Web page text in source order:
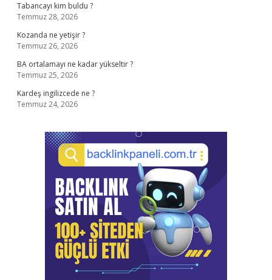
Tabancayı kim buldu ?
Temmuz 28, 2026
Kozanda ne yetişir ?
Temmuz 26, 2026
BA ortalamayı ne kadar yükseltir ?
Temmuz 25, 2026
Kardeş ingilizcede ne ?
Temmuz 24, 2026